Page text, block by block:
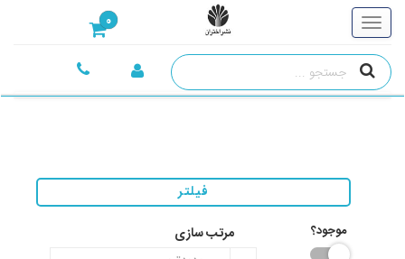
0
فیلتر
موجود؟ مرتب سازی